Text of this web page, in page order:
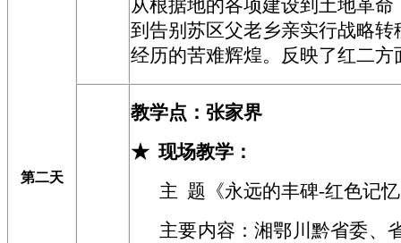
第二天
从根据地的各项建设到土地革
到告别苏区父老乡亲实行战略
经历的苦难辉煌。反映了红二
教学点： 张家界
★ 现场教学 ：
主 题 《永远的丰碑-红色记忆
主要内容：湘鄂川黔省委、